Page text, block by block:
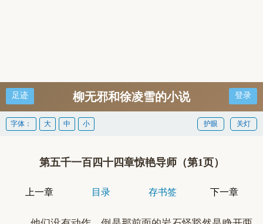
足迹 柳无邪和徐凌雪的小说 登录
关灯
护眼
字体： 大 中 小
第五千一百四十四章惊艳导师（第1页）
上一章 目录 存书签 下一章